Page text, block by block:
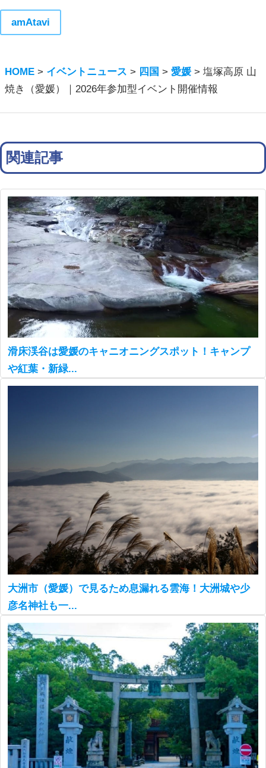
amAtavi
HOME > イベントニュース > 四国 >愛媛>塩塚高原 山
焼き（愛媛）｜2026年参加型イベント開催情報
関連記事
滑床渓谷は愛媛のキャニオニングスポット！キャンプ
や紅葉・新緑...
大洲市（愛媛）で見るため息漏れる雲海！大洲城や少
彦名神社も一...